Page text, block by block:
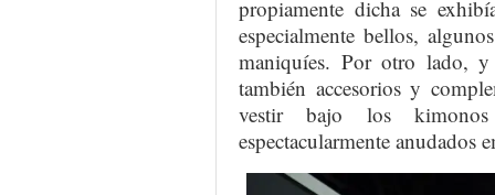
propiamente dicha se
especialmente bellos,
maniquíes. Por otro lado,
también accesorios y
vestir bajo los
espectacularmente anudados